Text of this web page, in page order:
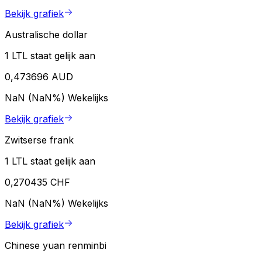
Bekijk grafiek
Australische dollar
1 LTL staat gelijk aan
0,473696 AUD
NaN (NaN%) Wekelijks
Bekijk grafiek
Zwitserse frank
1 LTL staat gelijk aan
0,270435 CHF
NaN (NaN%) Wekelijks
Bekijk grafiek
Chinese yuan renminbi